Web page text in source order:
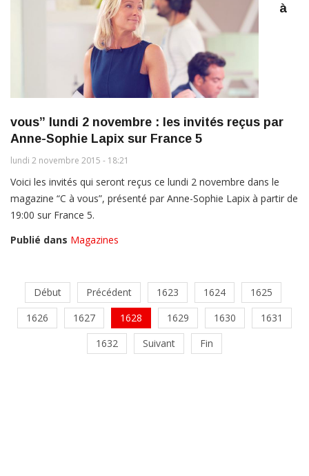
à
vous” lundi 2 novembre : les invités reçus par
Anne-Sophie Lapix sur France 5
lundi 2 novembre 2015 - 18:21
Voici les invités qui seront reçus ce lundi 2 novembre dans le
magazine “C à vous”, présenté par Anne-Sophie Lapix à partir de
19:00 sur France 5.
Publié dans Magazines
Début Précédent 1623 1624
1625
1626
1627 1628 1629 1630
1631
1632
Suivant Fin